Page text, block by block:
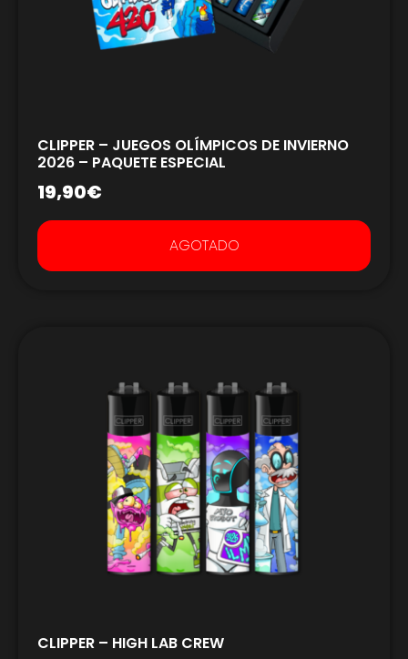
CLIPPER – JUEGOS OLÍMPICOS DE INVIERNO
2026 – PAQUETE ESPECIAL
19,90€
AGOTADO
CLIPPER – HIGH LAB CREW